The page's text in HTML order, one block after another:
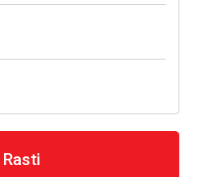
Rasti